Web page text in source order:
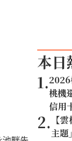
本日
1.2026
桃機
信用
2. 【
主